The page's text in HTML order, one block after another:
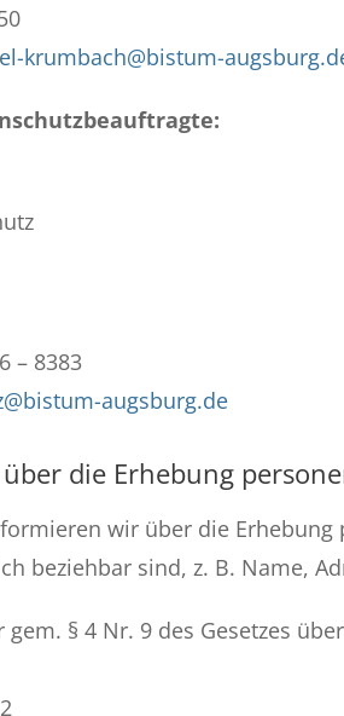
krumbach@bistum-
– 8383
augsburg.de
die Erhebung
wir über die
beziehbar sind, z. B. Name,
§ 4 Nr. 9 des Gesetzes